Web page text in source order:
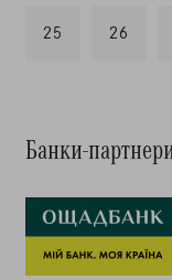
25 26
Банки-